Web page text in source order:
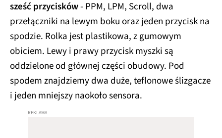
sześć przycisków- PPM, LPM, Scroll, dwa
przełączniki na lewym boku oraz jeden przycisk na
spodzie. Rolka jest plastikowa, z gumowym
obiciem. Lewy i prawy przycisk myszki są
oddzielone od głównej części obudowy. Pod
spodem znajdziemy dwa duże, teflonowe ślizgacze
i jeden mniejszy naokoło sensora.